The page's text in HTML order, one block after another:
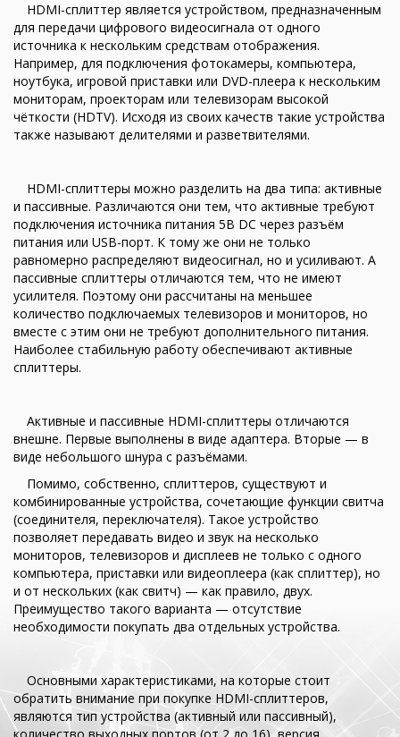
HDMI-сплиттер является устройством, предназначенным
для передачи цифрового видеосигнала от одного
источника к нескольким средствам отображения.
Например, для подключения фотокамеры, компьютера,
ноутбука, игровой приставки или DVD-плеера к нескольким
мониторам, проекторам или телевизорам высокой
чёткости (HDTV). Исходя из своих качеств такие устройства
также называют делителями и разветвителями.
HDMI-сплиттеры можно разделить на два типа: активные
и пассивные. Различаются они тем, что активные требуют
подключения источника питания 5В DC через разъём
питания или USB-порт. К тому же они не только
равномерно распределяют видеосигнал, но и усиливают. А
пассивные сплиттеры отличаются тем, что не имеют
усилителя. Поэтому они рассчитаны на меньшее
количество подключаемых телевизоров и мониторов, но
вместе с этим они не требуют дополнительного питания.
Наиболее стабильную работу обеспечивают активные
сплиттеры.
Активные и пассивные HDMI-сплиттеры отличаются
внешне. Первые выполнены в виде адаптера. Вторые — в
виде небольшого шнура с разъёмами.
Помимо, собственно, сплиттеров, существуют и
комбинированные устройства, сочетающие функции свитча
(соединителя, переключателя). Такое устройство
позволяет передавать видео и звук на несколько
мониторов, телевизоров и дисплеев не только с одного
компьютера, приставки или видеоплеера (как сплиттер), но
и от нескольких (как свитч) — как правило, двух.
Преимущество такого варианта — отсутствие
необходимости покупать два отдельных устройства.
Основными характеристиками, на которые стоит
обратить внимание при покупке HDMI-сплиттеров,
являются тип устройства (активный или пассивный),